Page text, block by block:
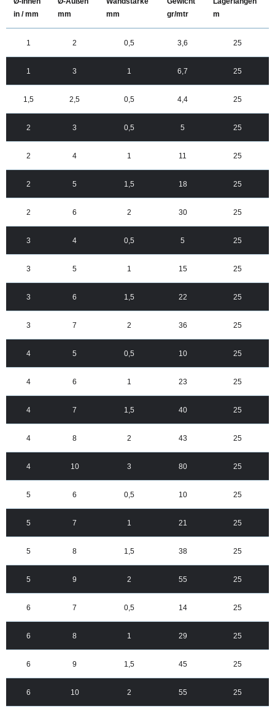
in / mm
mm
mm
gr/mtr
m
1 2 0,5 3,6 25
1 3 1 6,7 25
1,5 2,5 0,5 4,4 25
2 3 0,5 5 25
2 4 1 11 25
2 5 1,5 18 25
2 6 2 30 25
3 4 0,5 5 25
3 5 1 15 25
3 6 1,5 22 25
3 7 2 36 25
4 5 0,5 10 25
4 6 1 23 25
4 7 1,5 40 25
4 8 2 43 25
4 10 3 80 25
5 6 0,5 10 25
5 7 1 21 25
5 8 1,5 38 25
5 9 2 55 25
6 7 0,5 14 25
6 8 1 29 25
6 9 1,5 45 25
6 10 2 55 25